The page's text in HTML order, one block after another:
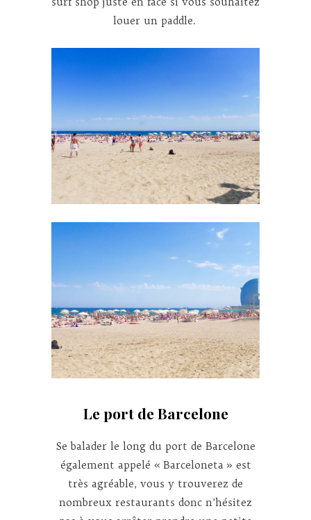
louer un paddle.
Le port de Barcelone
Se balader le long du port de Barcelone
également appelé « Barceloneta » est
très agréable, vous y trouverez de
nombreux restaurants donc n’hésitez